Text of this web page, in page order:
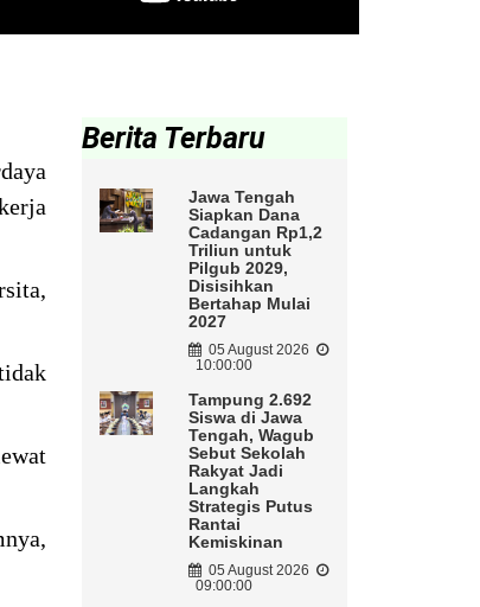
Berita Terbaru
Jawa Tengah
Siapkan Dana
Cadangan Rp1,2
Triliun untuk
Pilgub 2029,
Disisihkan
Bertahap Mulai
2027
05 August 2026
10:00:00
Tampung 2.692
Siswa di Jawa
Tengah, Wagub
Sebut Sekolah
Rakyat Jadi
Langkah
Strategis Putus
Rantai
Kemiskinan
05 August 2026
09:00:00